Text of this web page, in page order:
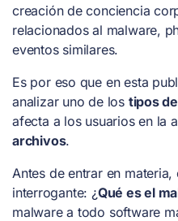
creación de conciencia
relacionados al malware,
eventos similares.
Es por eso que en esta
analizar uno de los tipos
afecta a los usuarios en la
archivos.
Antes de entrar en
interrogante: ¿Qué es el
malware a todo software